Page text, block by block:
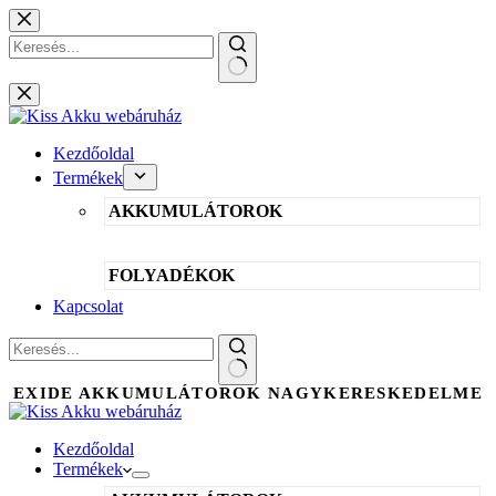
Skip
to
content
No
results
Kezdőoldal
Termékek
AKKUMULÁTOROK
FOLYADÉKOK
Kapcsolat
No
results
EXIDE AKKUMULÁTOROK NAGYKERESKEDELME
Kezdőoldal
Termékek